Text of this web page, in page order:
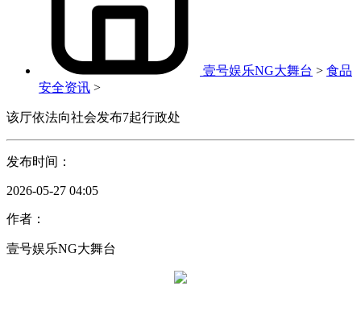
壹号娱乐NG大舞台 > 食品
安全资讯 >
该厅依法向社会发布7起行政处
发布时间：
2026-05-27 04:05
作者：
壹号娱乐NG大舞台